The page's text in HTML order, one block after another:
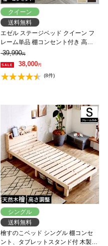
クイーン
送料無料
エゼル ステージベッド クイーン フ
レーム単品 棚コンセント付き 高さ
２段階調整 すのこベッド ステージ
ベッド 脚付きベッド 【大型家具配
送】
39,990円
38,000円
(8件)
シングル
送料無料
檜すのこベッド シングル 棚コンセ
ント、タブレットスタンド付 木製ベ